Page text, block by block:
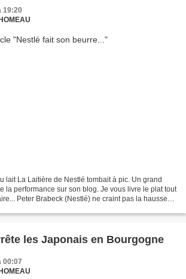
19:20
lait La Laitière de Nestlé tombait à pic. Un grand
la performance sur son blog. Je vous livre le plat tout
Peter Brabeck (Nestlé) ne craint pas la hausse
les Japonais en Bourgogne
00:07